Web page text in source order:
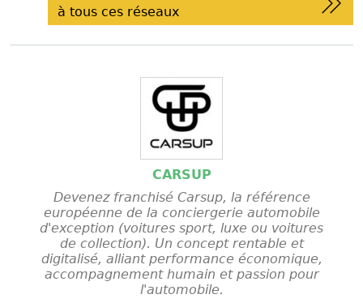
à tous ces réseaux
CARSUP
Devenez franchisé Carsup, la référence
européenne de la conciergerie automobile
d'exception (voitures sport, luxe ou voitures
de collection). Un concept rentable et
digitalisé, alliant performance économique,
accompagnement humain et passion pour
l'automobile.